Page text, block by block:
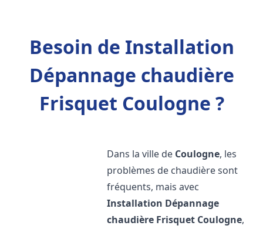
Besoin de Installation
Dépannage chaudière
Frisquet Coulogne ?
Dans la ville de Coulogne, les
problèmes de chaudière sont
fréquents, mais avec
Installation Dépannage
chaudière Frisquet Coulogne,